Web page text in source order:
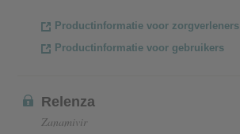
Productinformatie voor zorgverleners
Productinformatie voor gebruikers
Relenza
Zanamivir